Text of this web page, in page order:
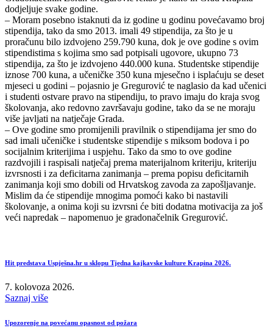
dodjeljuje svake godine.
– Moram posebno istaknuti da iz godine u godinu povećavamo broj
stipendija, tako da smo 2013. imali 49 stipendija, za što je u
proračunu bilo izdvojeno 259.790 kuna, dok je ove godine s ovim
stipendistima s kojima smo sad potpisali ugovore, ukupno 73
stipendija, za što je izdvojeno 440.000 kuna. Studentske stipendije
iznose 700 kuna, a učeničke 350 kuna mjesečno i isplaćuju se deset
mjeseci u godini – pojasnio je Gregurović te naglasio da kad učenici
i studenti ostvare pravo na stipendiju, to pravo imaju do kraja svog
školovanja, ako redovno završavaju godine, tako da se ne moraju
više javljati na natječaje Grada.
– Ove godine smo promijenili pravilnik o stipendijama jer smo do
sad imali učeničke i studentske stipendije s miksom bodova i po
socijalnim kriterijima i uspjehu. Tako da smo to ove godine
razdvojili i raspisali natječaj prema materijalnom kriteriju, kriteriju
izvrsnosti i za deficitarna zanimanja – prema popisu deficitarnih
zanimanja koji smo dobili od Hrvatskog zavoda za zapošljavanje.
Mislim da će stipendije mnogima pomoći kako bi nastavili
školovanje, a onima koji su izvrsni će biti dodatna motivacija za još
veći napredak – napomenuo je gradonačelnik Gregurović.
Hit predstava Uspješna.hr u sklopu Tjedna kajkavske kulture Krapina 2026.
7. kolovoza 2026.
Saznaj više
Upozorenje na povećanu opasnost od požara